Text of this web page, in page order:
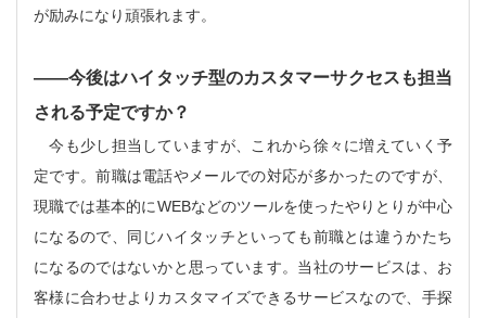
が励みになり頑張れます。
――今後はハイタッチ型のカスタマーサクセスも担当
される予定ですか？
今も少し担当していますが、これから徐々に増えていく予
定です。前職は電話やメールでの対応が多かったのですが、
現職では基本的にWEBなどのツールを使ったやりとりが中心
になるので、同じハイタッチといっても前職とは違うかたち
になるのではないかと思っています。当社のサービスは、お
客様に合わせよりカスタマイズできるサービスなので、手探